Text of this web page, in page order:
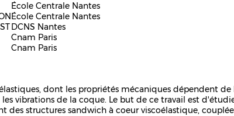
École Centrale Nantes
École Centrale Nantes
DCNS Nantes
Cnam Paris
Cnam Paris
dont les propriétés mécaniques dépendent de
vibrations de la coque. Le but de ce travail est
des structures sandwich à coeur viscoélastique,